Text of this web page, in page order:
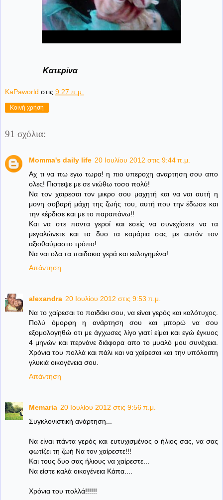
Κατερίνα
KaPaworld στις 9:27 π.μ.
Κοινή χρήση
91 σχόλια:
Momma's daily life 20 Ιουλίου 2012 στις 9:44 π.μ.
Αχ τι να πω εγω τωρα! η πιο υπεροχη αναρτηση σου απο
ολες! Πιστεψε με σε νιώθω τοσο πολύ!
Να τον χαιρεσαι τον μικρο σου μαχητή και να ναι αυτή η
μονη σοβαρή μάχη της ζωής του, αυτή που την έδωσε και
την κέρδισε και με το παραπάνω!!
Και να στε παντα γεροί και εσείς να συνεχίσετε να τα
μεγαλώνετε και τα δυο τα καμάρια σας με αυτόν τον
αξιοθαύμαστο τρόπο!
Να ναι ολα τα παιδακια γερά και ευλογημένα!
Απάντηση
alexandra 20 Ιουλίου 2012 στις 9:53 π.μ.
Να το χαίρεσαι το παιδάκι σου, να είναι γερός και καλότυχος.
Πολύ όμορφη η ανάρτηση σου και μπορώ να σου
εξομολογηθώ οτι με άγχωσες λίγο γιατί είμαι και εγώ έγκυος
4 μηνών και περνάνε διάφορα απο το μυαλό μου συνέχεια.
Χρόνια του πολλά και πάλι και να χαίρεσαι και την υπόλοιπη
γλυκιά οικογένεια σου.
Απάντηση
Memaria 20 Ιουλίου 2012 στις 9:56 π.μ.
Συγκλονιστική ανάρτηση...
Να είναι πάντα γερός και ευτυχισμένος ο ήλιος σας, να σας
φωτίζει τη ζωή Να τον χαίρεστε!!!
Και τους δυο σας ήλιους να χαίρεστε...
Να είστε καλά οικογένεια Κάπα....
Χρόνια του πολλά!!!!!!